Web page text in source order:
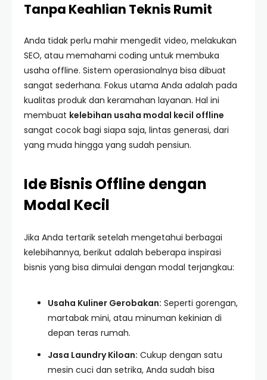
Tanpa Keahlian Teknis Rumit
Anda tidak perlu mahir mengedit video, melakukan
SEO, atau memahami coding untuk membuka
usaha offline. Sistem operasionalnya bisa dibuat
sangat sederhana. Fokus utama Anda adalah pada
kualitas produk dan keramahan layanan. Hal ini
membuat kelebihan usaha modal kecil offline
sangat cocok bagi siapa saja, lintas generasi, dari
yang muda hingga yang sudah pensiun.
Ide Bisnis Offline dengan
Modal Kecil
Jika Anda tertarik setelah mengetahui berbagai
kelebihannya, berikut adalah beberapa inspirasi
bisnis yang bisa dimulai dengan modal terjangkau:
Usaha Kuliner Gerobakan: Seperti gorengan,
martabak mini, atau minuman kekinian di
depan teras rumah.
Jasa Laundry Kiloan: Cukup dengan satu
mesin cuci dan setrika, Anda sudah bisa